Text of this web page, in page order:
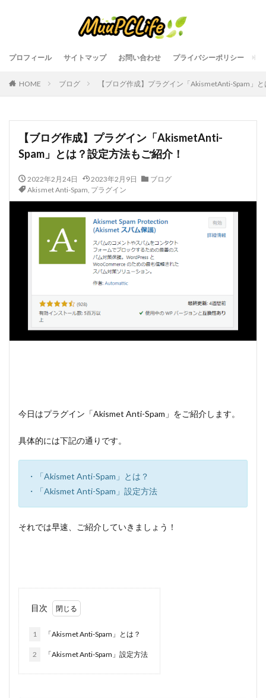
プロフィール サイトマップ お問い合わせ プライバシーポリシー
HOME ブログ 【ブログ作成】プラグイン「AkismetAnti-Spam」
【ブログ作成】プラグイン「AkismetAnti-
Spam」とは？設定方法もご紹介！
2022年2月24日 2023年2月9日
ブログ
Akismet Anti-Spam, プラグイン
今日はプラグイン「Akismet Anti-Spam」をご紹介します。
具体的には下記の通りです。
・「Akismet Anti-Spam」とは？
・「Akismet Anti-Spam」設定方法
それでは早速、ご紹介していきましょう！
目次
1 「Akismet Anti-Spam」とは？
2 「Akismet Anti-Spam」設定方法